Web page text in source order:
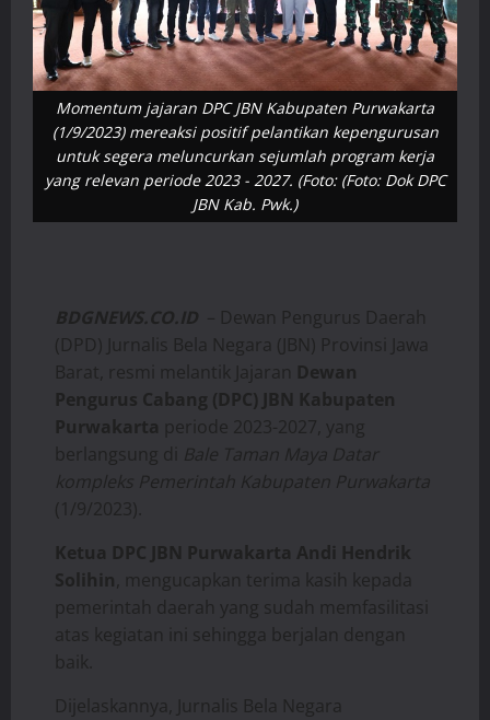
Momentum jajaran DPC JBN Kabupaten Purwakarta
(1/9/2023) mereaksi positif pelantikan kepengurusan
untuk segera meluncurkan sejumlah program kerja
yang relevan periode 2023 - 2027. (Foto: (Foto: Dok DPC
JBN Kab. Pwk.)
BDGNEWS.CO.ID – Dewan Pengurus Daerah
(DPD) Jurnalis Bela Negara (JBN) Provinsi Jawa
Barat, resmi melantik Jajaran Dewan
Pengurus Cabang (DPC) JBN Kabupaten
Purwakarta periode 2023-2027, yang
berlangsung di Bale Taman Maya Datar
kompleks Pemerintah Kabupaten Purwakarta
(1/9/2023).
Ketua DPC JBN Purwakarta Andi Hendrik
Solihin , mengucapkan terima kasih kepada
pemerintah daerah yang sudah memfasilitasi
atas kegiatan ini sehingga berjalan dengan
baik.
Dijelaskannya, Jurnalis Bela Negara